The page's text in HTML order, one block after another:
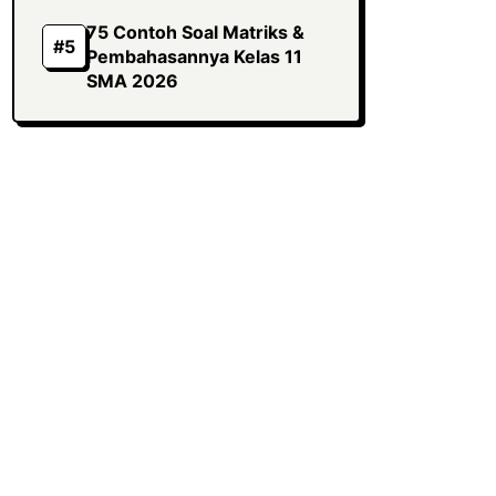
75 Contoh Soal Matriks &
Pembahasannya Kelas 11
SMA 2026